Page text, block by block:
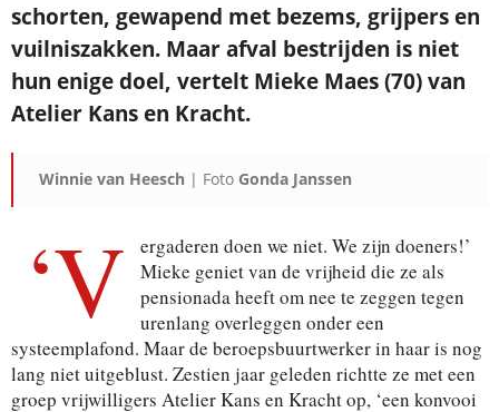
schorten, gewapend met bezems, grijpers en
vuilniszakken. Maar afval bestrijden is niet
hun enige doel, vertelt Mieke Maes (70) van
Atelier Kans en Kracht.
Winnie van Heesch | Foto Gonda Janssen
‘V
ergaderen doen we niet. We zijn doeners!’
Mieke geniet van de vrijheid die ze als
pensionada heeft om nee te zeggen tegen
urenlang overleggen onder een
systeemplafond. Maar de beroepsbuurtwerker in haar is nog
lang niet uitgeblust. Zestien jaar geleden richtte ze met een
groep vrijwilligers Atelier Kans en Kracht op, ‘een konvooi